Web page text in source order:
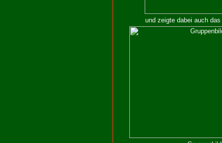
und zeigte dabei auch